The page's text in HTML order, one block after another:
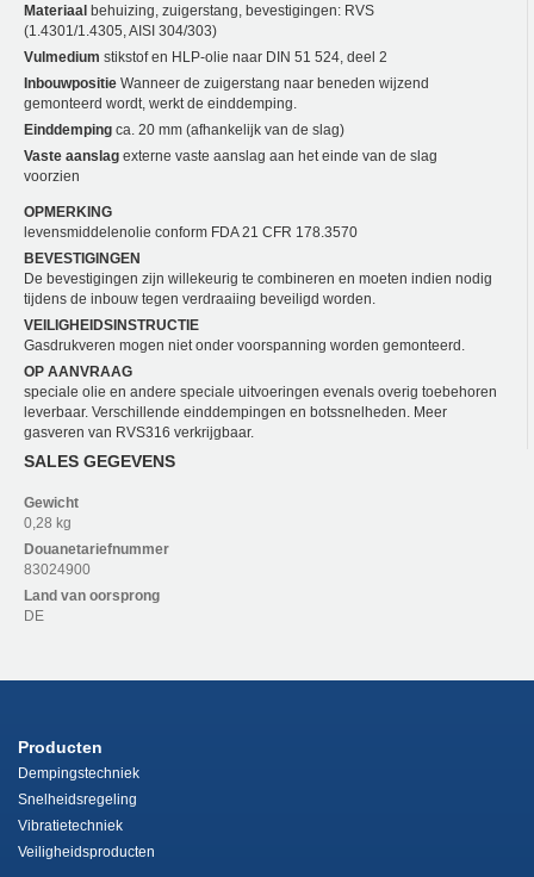
Materiaal behuizing, zuigerstang, bevestigingen: RVS
(1.4301/1.4305, AISI 304/303)
Vulmedium stikstof en HLP-olie naar DIN 51 524, deel 2
Inbouwpositie Wanneer de zuigerstang naar beneden wijzend
gemonteerd wordt, werkt de einddemping.
Einddemping ca. 20 mm (afhankelijk van de slag)
Vaste aanslag externe vaste aanslag aan het einde van de slag
voorzien
OPMERKING
levensmiddelenolie conform FDA 21 CFR 178.3570
BEVESTIGINGEN
De bevestigingen zijn willekeurig te combineren en moeten indien nodig
tijdens de inbouw tegen verdraaiing beveiligd worden.
VEILIGHEIDSINSTRUCTIE
Gasdrukveren mogen niet onder voorspanning worden gemonteerd.
OP AANVRAAG
speciale olie en andere speciale uitvoeringen evenals overig toebehoren
leverbaar. Verschillende einddempingen en botssnelheden. Meer
gasveren van RVS316 verkrijgbaar.
SALES GEGEVENS
Gewicht
0,28 kg
Douanetariefnummer
83024900
Land van oorsprong
DE
Producten
Dempingstechniek
Snelheidsregeling
Vibratietechniek
Veiligheidsproducten